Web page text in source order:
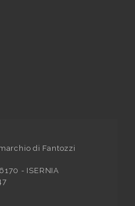
di Fantozzi
- ISERNIA